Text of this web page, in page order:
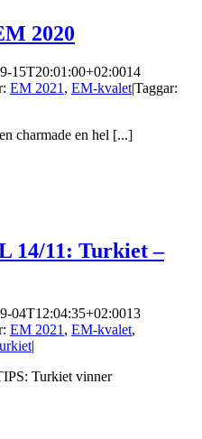
2020
15T20:01:00+02:0014
EM 2021 , EM-kvalet|Taggar:
charmade en hel [...]
14/11: Turkiet –
04T12:04:35+02:0013
EM 2021 , EM-kvalet,
|
Turkiet vinner